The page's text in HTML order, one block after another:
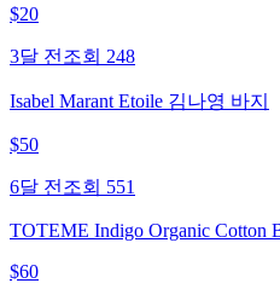
$20
3달 전 조회 248
Isabel Marant Etoile 김나영 바지
$50
6달 전 조회 551
TOTEME Indigo Organic Cotton
$60